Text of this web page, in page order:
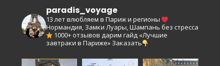
paradis_voyage
13 лет влюбляем в Париж и регионы
Нормандия, Замки Луары, Шампань без стресса
1000+ отзывов дарим гайд «Лучшие
завтраки в Париже» Заказать